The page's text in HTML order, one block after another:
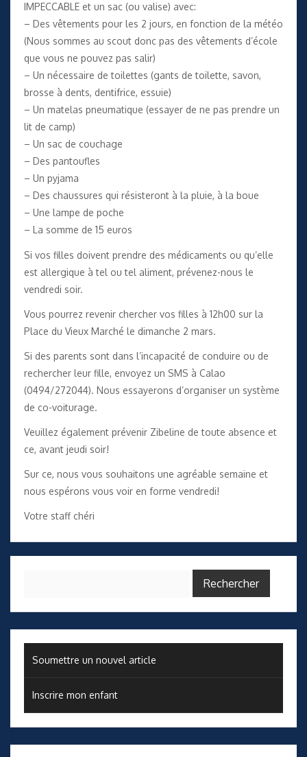
IMPECCABLE et un sac (ou valise) avec:
– Des vêtements pour les 2 jours, en fonction de la météo
(Nous sommes au scout donc pas des vêtements d’école
que vous ne pouvez pas salir)
– Un nécessaire de toilettes (gants de toilette, savon,
brosse à dents, dentifrice, essuie)
– Un matelas pneumatique (essayer de ne pas prendre un
lit de camp)
– Un sac de couchage
– Des pantoufles
– Un pyjama
– Des chaussures qui résisteront à la pluie, à la boue
– Une lampe de poche
– La somme de 15 euros
Si vos filles doivent prendre des médicaments ou qu’elle
est allergique à tel ou tel aliment, prévenez-nous le
vendredi soir.
Vous pourrez revenir chercher vos filles à 12h00 sur la
Place du Vieux Marché le dimanche 2 mars.
Si des parents sont dans l’incapacité de conduire ou de
rechercher leur fille, envoyez un SMS à Calao
(0494/272044). Nous essayerons d’organiser un système
de co-voiturage.
Veuillez également prévenir Zibeline de toute absence et
ce, avant jeudi soir!
Sur ce, nous vous souhaitons une agréable semaine et
nous espérons vous voir en forme vendredi!
Votre staff chéri
Soumettre un nouvel article
Inscrire mon enfant